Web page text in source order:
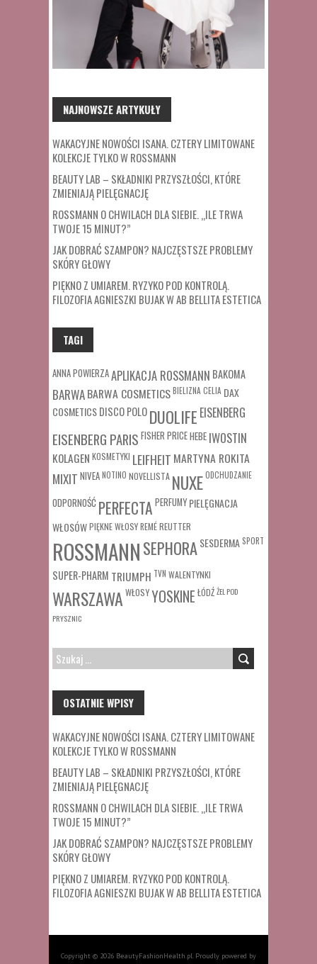
NAJNOWSZE ARTYKUŁY
WAKACYJNE NOWOŚCI ISANA. CZTERY LIMITOWANE
KOLEKCJE TYLKO W ROSSMANN
BEAUTY LAB – SKŁADNIKI PRZYSZŁOŚCI, KTÓRE
ZMIENIAJĄ PIELĘGNACJĘ
ROSSMANN O CHWILACH DLA SIEBIE. „ILE TRWA
TWOJE 15 MINUT?”
JAK DOBRAĆ SZAMPON? NAJCZĘSTSZE PROBLEMY
SKÓRY GŁOWY
PIĘKNO Z UMIAREM. RYZYKO POD KONTROLĄ.
FILOZOFIA AGNIESZKI BUJAK W AB BELLITA ESTETICA
TAGI
ANNA POWIERZAAPLIKACJA ROSSMANN BAKOMA
BARWABARWA COSMETICSBIELIZNA CELIA DAX
COSMETICSDISCO POLODUOLIFE EISENBERG
EISENBERG PARIS FISHER PRICEHEBE IWOSTIN
KOLAGEN KOSMETYKI LEIFHEIT MARTYNA ROKITA
MIXIT NIVEANOTINO NOVELLISTA NUXEODCHUDZANIE
ODPORNOŚĆ PERFECTA PERFUMY PIELĘGNACJA
WŁOSÓWPIĘKNE WŁOSYREMÉREUTTER
ROSSMANNSEPHORASESDERMA SPORT
SUPER-PHARM TRIUMPH TVN WALENTYNKI
WARSZAWA WŁOSYYOSKINE ŁÓDŹŻEL POD
PRYSZNIC
SZUKAJ:
OSTATNIE WPISY
WAKACYJNE NOWOŚCI ISANA. CZTERY LIMITOWANE
KOLEKCJE TYLKO W ROSSMANN
BEAUTY LAB – SKŁADNIKI PRZYSZŁOŚCI, KTÓRE
ZMIENIAJĄ PIELĘGNACJĘ
ROSSMANN O CHWILACH DLA SIEBIE. „ILE TRWA
TWOJE 15 MINUT?”
JAK DOBRAĆ SZAMPON? NAJCZĘSTSZE PROBLEMY
SKÓRY GŁOWY
PIĘKNO Z UMIAREM. RYZYKO POD KONTROLĄ.
FILOZOFIA AGNIESZKI BUJAK W AB BELLITA ESTETICA
Copyright © 2026 BeautyFashionHealth.pl. Proudly powered by